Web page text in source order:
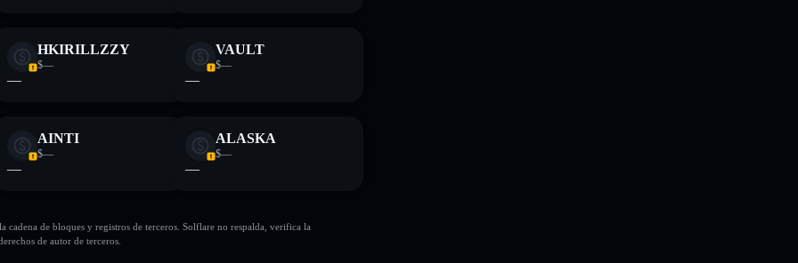
HKIRILLZZY
$—
—
VAULT
$—
—
AINTI
$—
—
ALASKA
$—
—
cadena de bloques y registros de terceros. Solflare no respalda, verifica la
de autor de terceros.